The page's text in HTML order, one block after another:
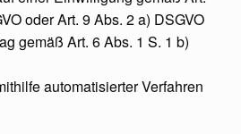
oder Art. 9 Abs. 2 a) DSGVO
gemäß Art. 6 Abs. 1 S. 1 b)
automatisierter Verfahren